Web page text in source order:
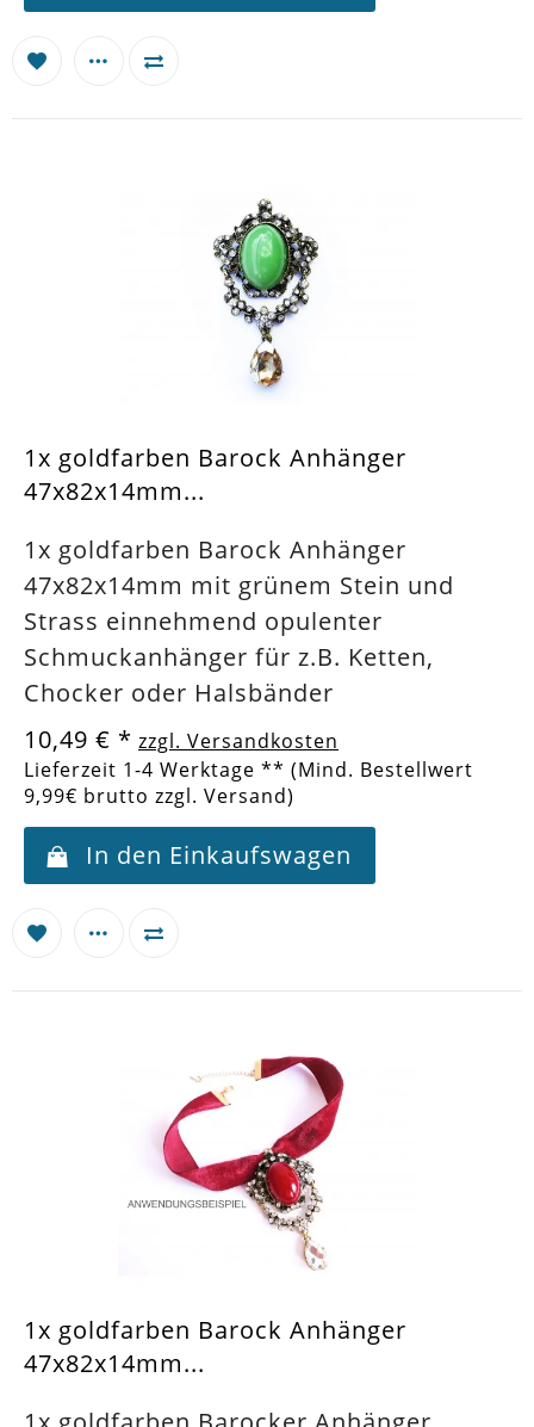
1x goldfarben Barock Anhänger
47x82x14mm...
1x goldfarben Barock Anhänger
47x82x14mm mit grünem Stein und
Strass einnehmend opulenter
Schmuckanhänger für z.B. Ketten,
Chocker oder Halsbänder
10,49 € * zzgl. Versandkosten
Lieferzeit 1-4 Werktage ** (Mind. Bestellwert
9,99€ brutto zzgl. Versand)
In den Einkaufswagen
1x goldfarben Barock Anhänger
47x82x14mm...